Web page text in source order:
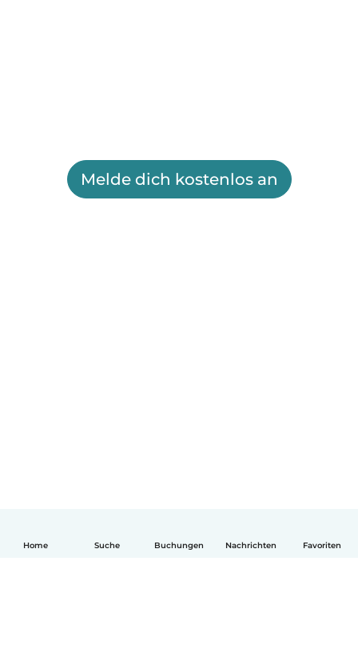
Home Suche Buchungen Nachrichten Favoriten
Melde dich kostenlos an